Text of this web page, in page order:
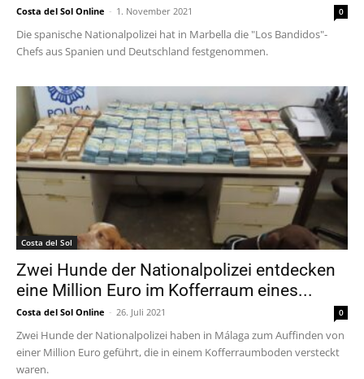
Costa del Sol Online - 1. November 2021 0
Die spanische Nationalpolizei hat in Marbella die "Los Bandidos"-
Chefs aus Spanien und Deutschland festgenommen.
Costa del Sol
Zwei Hunde der Nationalpolizei entdecken
eine Million Euro im Kofferraum eines...
Costa del Sol Online - 26. Juli 2021 0
Zwei Hunde der Nationalpolizei haben in Málaga zum Auffinden von
einer Million Euro geführt, die in einem Kofferraumboden versteckt
waren.